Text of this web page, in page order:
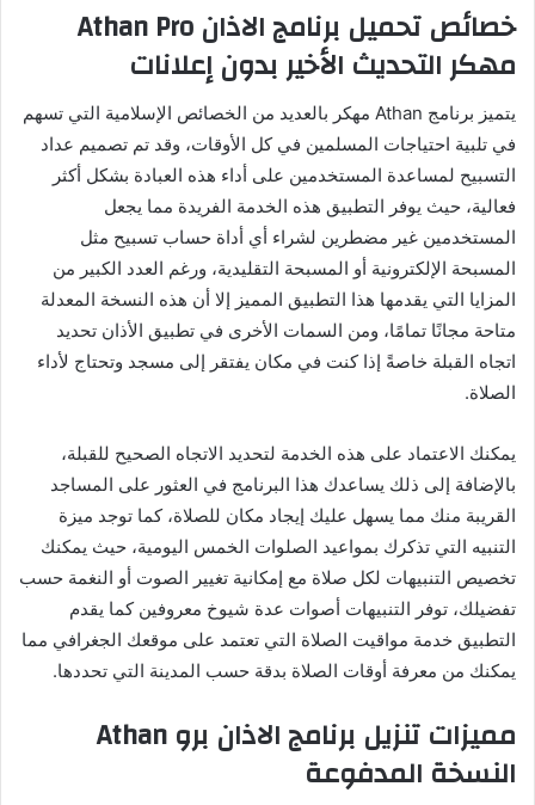
خصائص تحميل برنامج الاذان Athan Pro
مهكر التحديث الأخير بدون إعلانات
يتميز برنامج Athan مهكر بالعديد من الخصائص الإسلامية التي تسهم
في تلبية احتياجات المسلمين في كل الأوقات، وقد تم تصميم عداد
التسبيح لمساعدة المستخدمين على أداء هذه العبادة بشكل أكثر
فعالية، حيث يوفر التطبيق هذه الخدمة الفريدة مما يجعل
المستخدمين غير مضطرين لشراء أي أداة حساب تسبيح مثل
المسبحة الإلكترونية أو المسبحة التقليدية، ورغم العدد الكبير من
المزايا التي يقدمها هذا التطبيق المميز إلا أن هذه النسخة المعدلة
متاحة مجانًا تمامًا، ومن السمات الأخرى في تطبيق الأذان تحديد
اتجاه القبلة خاصةً إذا كنت في مكان يفتقر إلى مسجد وتحتاج لأداء
الصلاة.
يمكنك الاعتماد على هذه الخدمة لتحديد الاتجاه الصحيح للقبلة،
بالإضافة إلى ذلك يساعدك هذا البرنامج في العثور على المساجد
القريبة منك مما يسهل عليك إيجاد مكان للصلاة، كما توجد ميزة
التنبيه التي تذكرك بمواعيد الصلوات الخمس اليومية، حيث يمكنك
تخصيص التنبيهات لكل صلاة مع إمكانية تغيير الصوت أو النغمة حسب
تفضيلك، توفر التنبيهات أصوات عدة شيوخ معروفين كما يقدم
التطبيق خدمة مواقيت الصلاة التي تعتمد على موقعك الجغرافي مما
يمكنك من معرفة أوقات الصلاة بدقة حسب المدينة التي تحددها.
مميزات تنزيل برنامج الاذان برو Athan
النسخة المدفوعة